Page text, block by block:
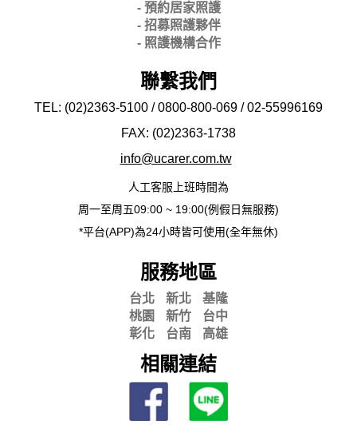
- 預約居家照護
- 招募照護夥伴
- 照護機構合作
聯繫我們
TEL: (02)2363-5100 / 0800-800-069 / 02-55996169
FAX: (02)2363-1738
info@ucarer.com.tw
人工客服上班時間為
周一至周五09:00 ~ 19:00(例假日無服務)
*平台(APP)為24小時皆可使用(全年無休)
服務地區
台北 新北
基隆
桃園
新竹
台中
彰化
台南 高雄
相關連結